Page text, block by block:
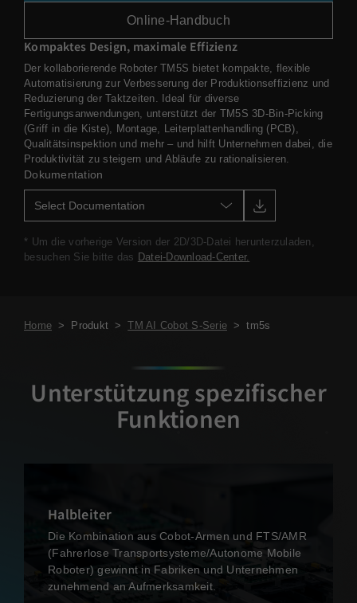
Online-Handbuch
Kompaktes Design, maximale Effizienz
Der kollaborierende Roboter TM5S bietet kompakte, flexible
Automatisierung zur Verbesserung der Produktionseffizienz und
Reduzierung der Taktzeiten. Ideal für diverse
Fertigungsanwendungen, unterstützt der TM5S 3D-Bin-Picking
(Griff in die Kiste), Montage, Leiterplattenhandling (PCB),
Qualitätsinspektion und mehr – und hilft Unternehmen dabei, die
Produktivität zu steigern und Abläufe zu rationalisieren.
Dokumentation
* Um die vorherige Version der 2D/3D-Datei herunterzuladen,
besuchen Sie bitte das Datei-Download-Center.
Home > Produkt > TM AI Cobot S-Serie > tm5s
Unterstützung spezifischer
Funktionen
Halbleiter
Die Kombination aus Cobot-Armen und FTS/AMR
(Fahrerlose Transportsysteme/Autonome Mobile
Roboter) gewinnt in Fabriken und Unternehmen
zunehmend an Aufmerksamkeit.